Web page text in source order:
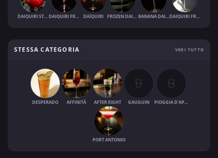
DAIQUIRI STRAWBERRY DAIQUIRI FRAISE MENTHE DAÏQUIRI FROZEN DAIQUIRI BANANA DAIQUIRI (FROZEN) DAIQUIRI FRAISE
STESSA CATEGORIA VEDI TUTTO
DESPERADO AFFINITÀ AFTER EIGHT GAUGUIN PIOGGIA D'APRILE
PORT ANTONIO